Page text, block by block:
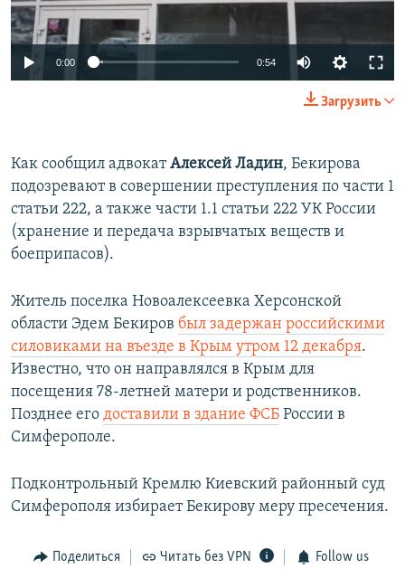
0:00 0:54
Загрузить
Как сообщил адвокатАлексей Ладин, Бекирова
подозревают в совершении преступления по части 1
статьи 222, а также части 1.1 статьи 222 УК России
(хранение и передача взрывчатых веществ и
боеприпасов).
Житель поселка Новоалексеевка Херсонской
области Эдем Бекиров​ был задержан российскими
силовиками на въезде в Крым утром 12 декабря.
Известно, что он направлялся в Крым для
посещения 78-летней матери и родственников.
Позднее его доставили в здание ФСБ России в
Симферополе.
Подконтрольный Кремлю Киевский районный суд
Симферополя избирает Бекирову меру пресечения.
Поделиться Читать без VPN Follow us